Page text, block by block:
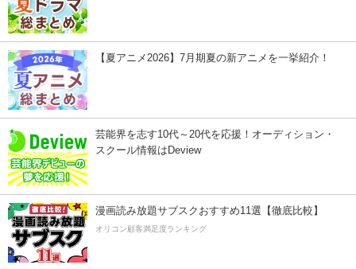
【夏アニメ2026】7月期夏の新アニメを一挙紹介！
芸能界を志す10代～20代を応援！オーディション・
スクール情報はDeview
漫画読み放題サブスクおすすめ11選【徹底比較】
オリコン顧客満足度ランキング